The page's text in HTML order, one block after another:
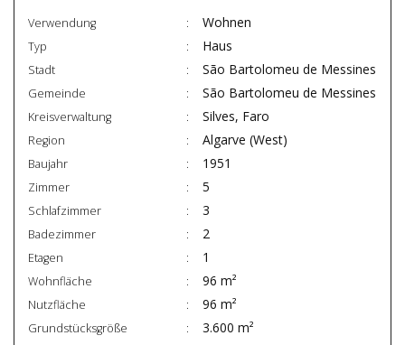
Verwendung Wohnen
Typ Haus
Stadt São Bartolomeu de Messines
Gemeinde São Bartolomeu de Messines
Kreisverwaltung Silves, Faro
Region Algarve (West)
Baujahr 1951
Zimmer 5
Schlafzimmer 3
Badezimmer 2
Etagen 1
Wohnfläche 96 m²
Nutzfläche 96 m²
Grundstücksgröße 3.600 m²